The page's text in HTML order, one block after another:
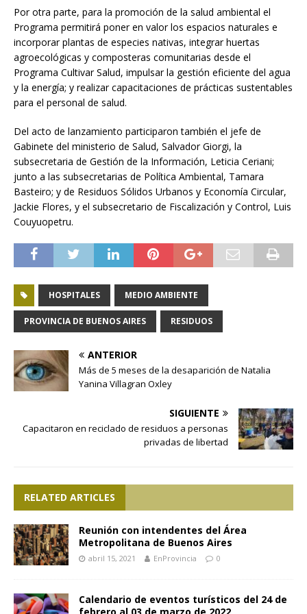
Por otra parte, para la promoción de la salud ambiental el
Programa permitirá poner en valor los espacios naturales e
incorporar plantas de especies nativas, integrar huertas
agroecológicas y composteras comunitarias desde el
Programa Cultivar Salud, impulsar la gestión eficiente del agua
y la energía; y realizar capacitaciones de prácticas sustentables
para el personal de salud.
Del acto de lanzamiento participaron también el jefe de
Gabinete del ministerio de Salud, Salvador Giorgi, la
subsecretaria de Gestión de la Información, Leticia Ceriani;
junto a las subsecretarias de Política Ambiental, Tamara
Basteiro; y de Residuos Sólidos Urbanos y Economía Circular,
Jackie Flores, y el subsecretario de Fiscalización y Control, Luis
Couyuopetru.
HOSPITALES MEDIO AMBIENTE
PROVINCIA DE BUENOS AIRES RESIDUOS
ANTERIOR
Más de 5 meses de la desaparición de Natalia
Yanina Villagran Oxley
SIGUIENTE
Capacitaron en reciclado de residuos a personas
privadas de libertad
RELATED ARTICLES
Reunión con intendentes del Área
Metropolitana de Buenos Aires
abril 15, 2021 EnProvincia 0
Calendario de eventos turísticos del 24 de